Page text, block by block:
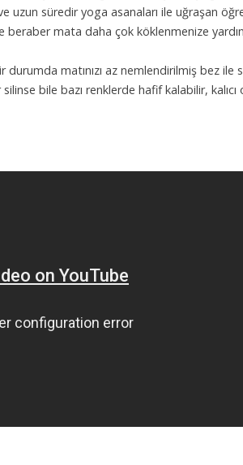
uzun süredir yoga asanaları ile uğraşan
mata daha çok köklenmenize
matınızı az nemlendirilmiş bez ile
bile bazı renklerde hafif kalabilir,